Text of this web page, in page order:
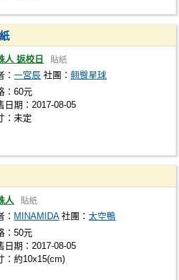
人 返校日 貼紙
：一宮辰 社團：翹臀星球
：60元
日期：2017-08-05
：未定
人 貼紙
： MINAMIDA 社團：太空鴨
：50元
日期：2017-08-05
：約10x15(cm)